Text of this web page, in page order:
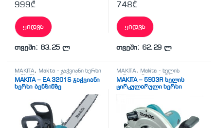
999₾
ყიდვა
თვეში: 83.25 ლ
748₾
ყიდვა
თვეში: 62.29 ლ
MAKITA, Makita - ჯაჭვიანი ხერხი
ბენზინზე
ელ. დრუჟბები
MAKITA – EA 3201S ჯაჭვიანი
ხერხი ბენზინზე
MAKITA, Makita - ხელის
ცირკულარული ხერხი
სხვადასხვა
MAKITA – 5903R ხელის
ცირკულარული ხერხი